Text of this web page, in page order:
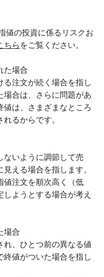
値の投資に係るリスクお
ちら をご覧ください。
た場合
る注文が続く場合を指し
場合は、さらに問題があ
値は、さまざまなところ
るからです。
ないように調節して売
える場合を指します。
値注文を順次高く（低
しようとする場合が考え
場合
れ、ひとつ前の異なる値
終値がついた場合を指し